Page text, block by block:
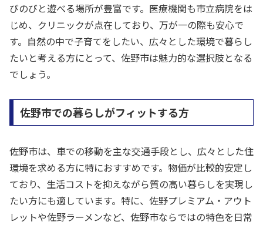
びのびと遊べる場所が豊富です。医療機関も市立病院をは
じめ、クリニックが点在しており、万が一の際も安心で
す。自然の中で子育てをしたい、広々とした環境で暮らし
たいと考える方にとって、佐野市は魅力的な選択肢となる
でしょう。
佐野市での暮らしがフィットする方
佐野市は、車での移動を主な交通手段とし、広々とした住
環境を求める方に特におすすめです。物価が比較的安定し
ており、生活コストを抑えながら質の高い暮らしを実現し
たい方にも適しています。特に、佐野プレミアム・アウト
レットや佐野ラーメンなど、佐野市ならではの特色を日常